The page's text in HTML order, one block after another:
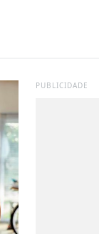
PUBLICIDADE